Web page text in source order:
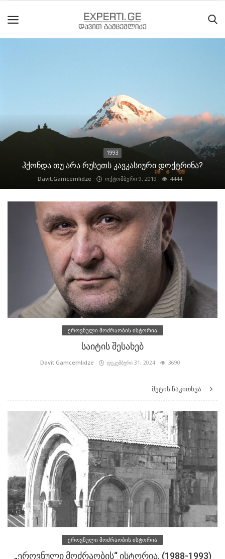
შესახებ
მოძრაობის
ისტორია
სტატიები
1993
ჰქონდა თუ არა რუსეთს კავკასიური დოქტრინა?
Davit.Gamcemlidze ოქტომბერი 9, 2019 4444
ეროვნული მოძრაობის ისტორია
საიტის შესახებ
Davit.Gamcemlidze დეკემბერი 31, 2024 3690
მეტის წაკითხვა
ეროვნული მოძრაობის ისტორია
„ეროვნული მოძრაობის“ ისტორია. (1988-1993)